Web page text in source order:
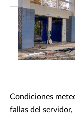
Condiciones
fallas del